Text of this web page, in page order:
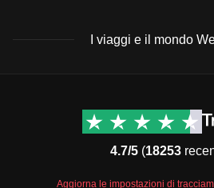
I viaggi e il mondo
Viaggi di gruppo Nord
Viaggi di gruppo Centro
4.7/5 (18253
Aggiorna le impostazioni di